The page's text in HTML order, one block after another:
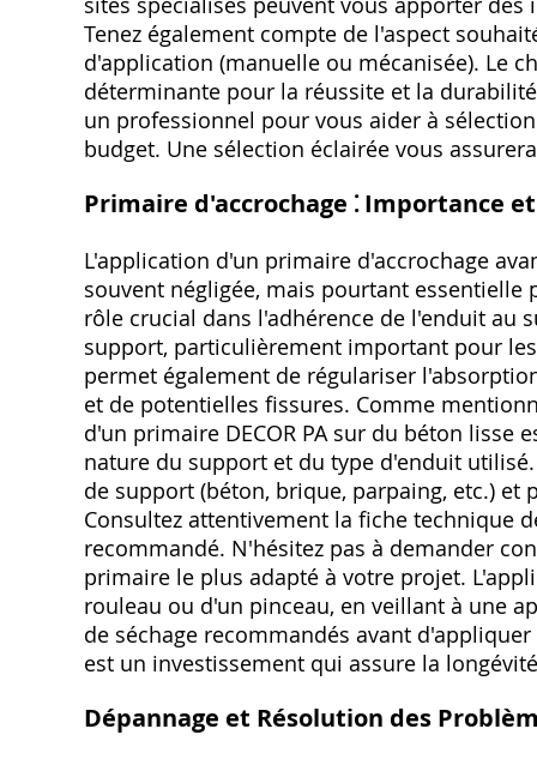
Tenez également compte de l'aspect
d'application (manuelle ou mécanisée). Le
déterminante pour la réussite et la
un professionnel pour vous aider à
budget. Une sélection éclairée vous
Primaire d'accrochage ⁚ Importance
L'application d'un primaire d'accrochage
souvent négligée, mais pourtant
rôle crucial dans l'adhérence de l'enduit au
support, particulièrement important pour
permet également de régulariser
et de potentielles fissures. Comme
d'un primaire DECOR PA sur du béton
nature du support et du type d'enduit
de support (béton, brique, parpaing, etc.) et
Consultez attentivement la fiche technique
recommandé. N'hésitez pas à demander
primaire le plus adapté à votre projet.
rouleau ou d'un pinceau, en veillant à une
de séchage recommandés avant
est un investissement qui assure la
Dépannage et Résolution des